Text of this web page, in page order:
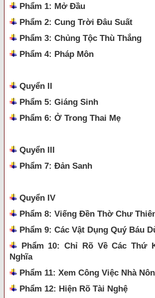
Phẩm 1: Mở Đầu
Phẩm 2: Cung Trời Đâu Suất
Phẩm 3: Chủng Tộc Thù Thắng
Phẩm 4: Pháp Môn
Quyển II
Phẩm 5: Giáng Sinh
Phẩm 6: Ở Trong Thai Mẹ
Quyển III
Phẩm 7: Đản Sanh
Quyển IV
Phẩm 8: Viếng Đền Thờ Chư
Phẩm 9: Các Vật Dụng Quý Báu
Phẩm 10: Chỉ Rõ Về Các Thứ
Nghĩa
Phẩm 11: Xem Công Việc Nhà
Phẩm 12: Hiện Rõ Tài Nghệ